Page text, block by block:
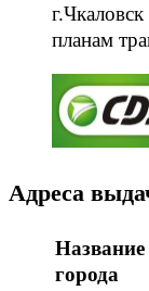
планам
Адреса
Название
города